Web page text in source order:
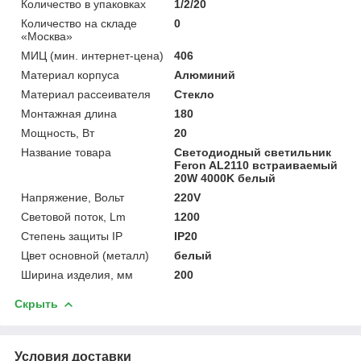
Количество в упаковках
1/2/20
Количество на складе
«Москва»
0
МИЦ (мин. интернет-цена)
406
Материал корпуса
Алюминий
Материал рассеивателя
Стекло
Монтажная длина
180
Мощность, Вт
20
Название товара
Светодиодный светильник
Feron AL2110 встраиваемый
20W 4000K белый
Напряжение, Вольт
220V
Световой поток, Lm
1200
Степень защиты IP
IP20
Цвет основной (металл)
белый
Ширина изделия, мм
200
Скрыть
Условия доставки